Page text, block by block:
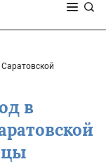
в